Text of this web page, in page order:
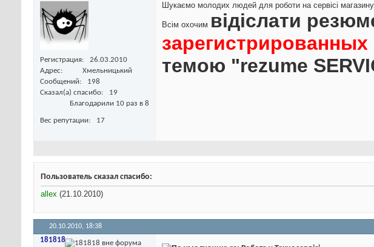
Регистрация
26.03.2010
Адрес
Хмельницький
Сообщений
198
Сказал(а) спасибо
19
Благодарили 10 раз в 8
Вес репутации 17
Шукаємо молодих людей для роботи на сервісі
Всім охочим відіслати
темою "rezume
Пользователь сказал cпасибо:
allex (21.10.2010)
20.10.2010, 18:38
181818